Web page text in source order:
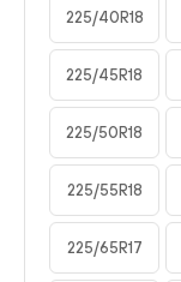
225/40R18
225/45R18
225/50R18
225/55R18
225/65R17